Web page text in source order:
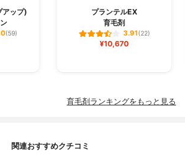
アップ)
(59)
プランテルEX
育毛剤
3.91(22)
¥10,670
育毛剤ランキングをもっと見る
関連おすすめクチコミ